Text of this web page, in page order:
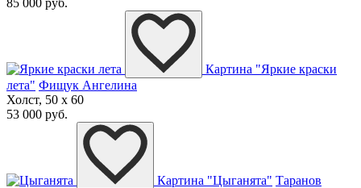
Картина "Яркие краски
лета" Фищук Ангелина
Холст, 50 x 60
53 000 руб.
Картина "Цыганята" Таранов